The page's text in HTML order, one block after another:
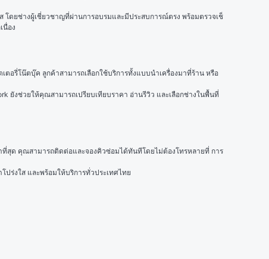
โดยช่างผู้เชี่ยวชาญที่ผ่านการอบรมและมีประสบการณ์ตรง พร้อมตรวจเช็
นื่อง
อรี่โน๊ตบุ๊ค ลูกค้าสามารถเลือกใช้บริการทั้งแบบนำเครื่องมาที่ร้าน หรือ
ยังช่วยให้คุณสามารถเปรียบเทียบราคา อ่านรีวิว และเลือกช่างในพื้นที่
สุด คุณสามารถติดต่อและจองคิวซ่อมได้ทันทีโดยไม่ต้องโทรหลายที่ การ
ปร่งใส และพร้อมให้บริการทั่วประเทศไทย